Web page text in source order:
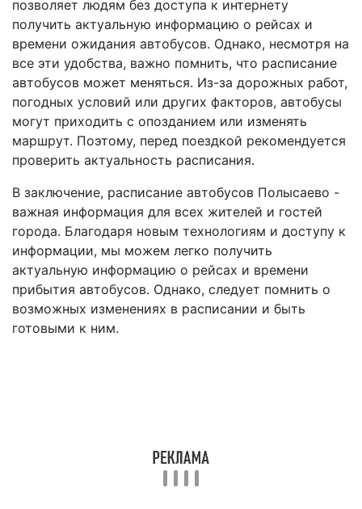
позволяет людям без доступа к интернету
получить актуальную информацию о рейсах и
времени ожидания автобусов. Однако, несмотря на
все эти удобства, важно помнить, что расписание
автобусов может меняться. Из-за дорожных работ,
погодных условий или других факторов, автобусы
могут приходить с опозданием или изменять
маршрут. Поэтому, перед поездкой рекомендуется
проверить актуальность расписания.
В заключение, расписание автобусов Полысаево -
важная информация для всех жителей и гостей
города. Благодаря новым технологиям и доступу к
информации, мы можем легко получить
актуальную информацию о рейсах и времени
прибытия автобусов. Однако, следует помнить о
возможных изменениях в расписании и быть
готовыми к ним.